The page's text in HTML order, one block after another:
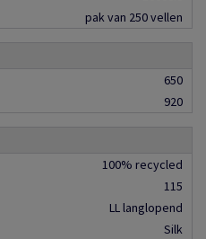
pak van 250 vellen
650
920
100% recycled
115
LL langlopend
Silk